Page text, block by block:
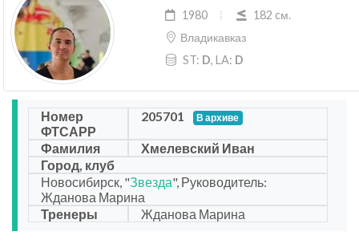
1980
182 cм.
Владикавказ
ST: D, LA: D
Номер
ФТСАРР
205701 В архиве
Фамилия
Хмелевский Иван
Город, клуб
Новосибирск, "Звезда", Руководитель:
Жданова Марина
Тренеры
Жданова Марина